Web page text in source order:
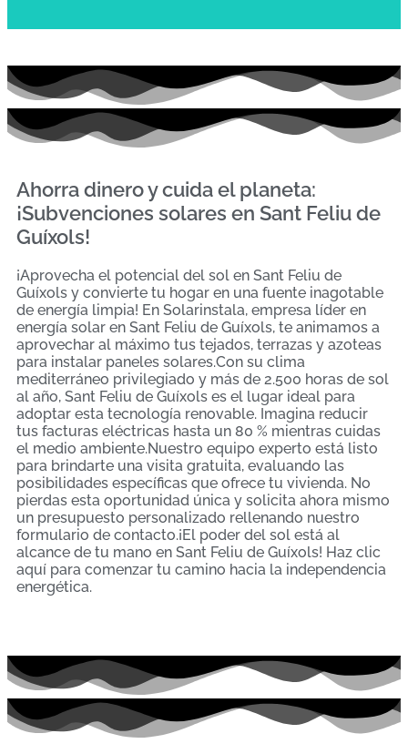
Ahorra dinero y cuida el planeta:
¡Subvenciones solares en Sant Feliu de
Guíxols!
¡Aprovecha el potencial del sol en Sant Feliu de
Guíxols y convierte tu hogar en una fuente inagotable
de energía limpia! En Solarinstala, empresa líder en
energía solar en Sant Feliu de Guíxols, te animamos a
aprovechar al máximo tus tejados, terrazas y azoteas
para instalar paneles solares.Con su clima
mediterráneo privilegiado y más de 2.500 horas de sol
al año, Sant Feliu de Guíxols es el lugar ideal para
adoptar esta tecnología renovable. Imagina reducir
tus facturas eléctricas hasta un 80 % mientras cuidas
el medio ambiente.Nuestro equipo experto está listo
para brindarte una visita gratuita, evaluando las
posibilidades específicas que ofrece tu vivienda. No
pierdas esta oportunidad única y solicita ahora mismo
un presupuesto personalizado rellenando nuestro
formulario de contacto.¡El poder del sol está al
alcance de tu mano en Sant Feliu de Guíxols! Haz clic
aquí para comenzar tu camino hacia la independencia
energética.